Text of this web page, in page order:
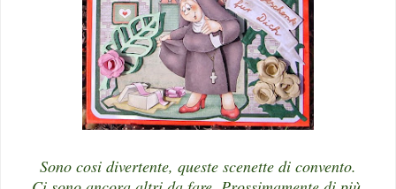
Sono cosi divertente, queste scenette di convento.